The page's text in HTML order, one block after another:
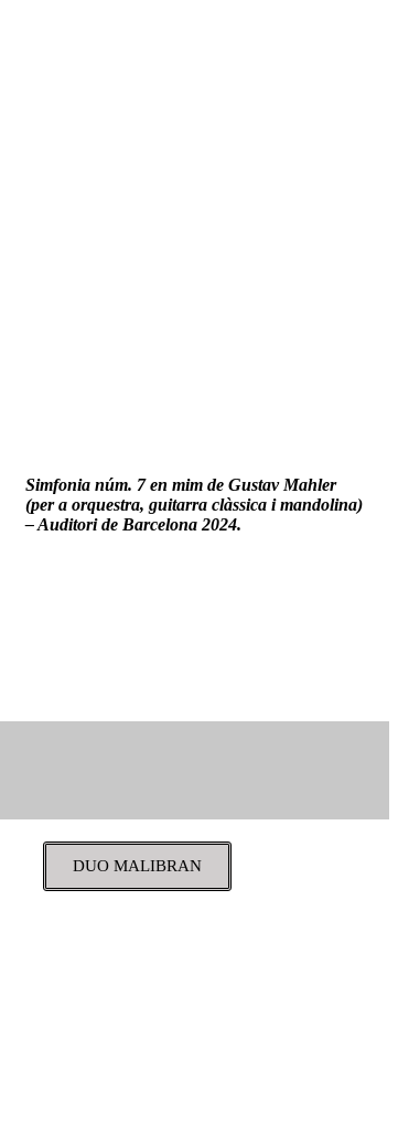
Simfonia núm. 7 en mim de Gustav Mahler
(per a orquestra, guitarra clàssica i mandolina)
– Auditori de Barcelona 2024.
DUO MALIBRAN